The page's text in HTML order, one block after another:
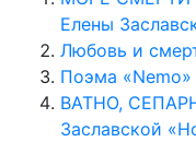
Елены
Любовь и
Поэма
ВАТНО,
Заславской